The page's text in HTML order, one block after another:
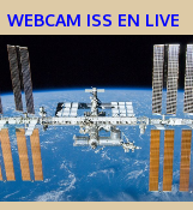
WEBCAM ISS EN LIVE